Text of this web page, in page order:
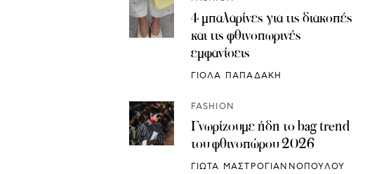
4 μπαλαρίνες για τις διακοπές
και τις φθινοπωρινές
εμφανίσεις
ΓΙΟΛΑ ΠΑΠΑΔΑΚΗ
FASHION
Γνωρίζουμε ήδη το bag trend
του φθινοπώρου 2026
ΓΙΩΤΑ ΜΑΣΤΡΟΓΙΑΝΝΟΠΟΥΛΟΥ